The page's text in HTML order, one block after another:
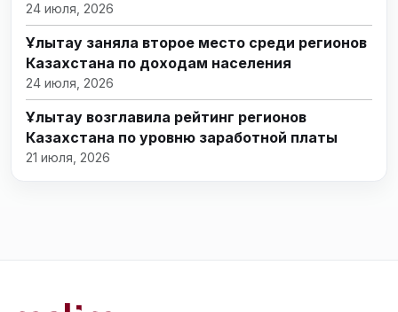
24 июля, 2026
Ұлытау заняла второе место среди регионов
Казахстана по доходам населения
24 июля, 2026
Ұлытау возглавила рейтинг регионов
Казахстана по уровню заработной платы
21 июля, 2026